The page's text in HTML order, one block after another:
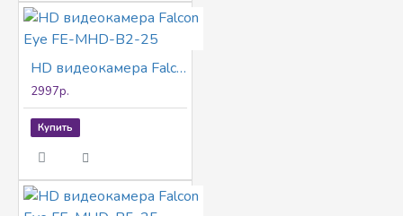
HD видеокамера Falcon Eye FE-MHD-B2-25
2997р.
Купить